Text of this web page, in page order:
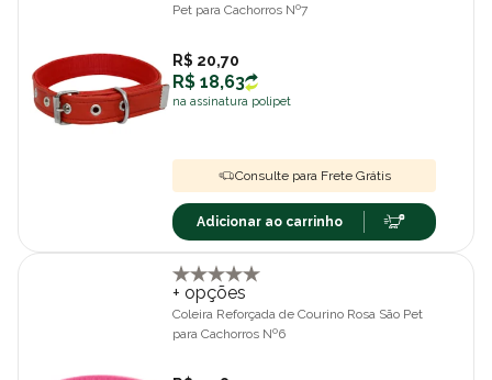
Pet para Cachorros Nº7
R$ 20,70
R$ 18,63
na assinatura polipet
Consulte para Frete Grátis
Adicionar ao carrinho
+ opções
Coleira Reforçada de Courino Rosa São Pet
para Cachorros Nº6